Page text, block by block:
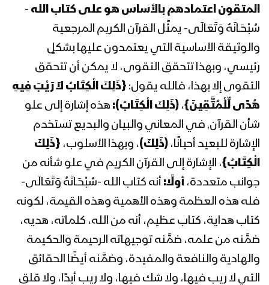
المحاضرة الرمضانية التاسعة عشرة للسيد
1443هـ
المحاضرة الرمضانية الثامنة عشرة للسيد
عبدالملك بدر الدين الحوثي 18 رمضان
1443هـ
المحاضرة الرمضانية السابعة عشرة للسيد
عبدالملك بدرالدين الحوثي 17 رمضان
1443هـ
المحاضرة الرمضانية السادسة عشرة للسيد
عبدالملك بدرالدين الحوثي 16 رمضان
المحاضرة الرمضانية الخامسة عشرة للسيد
عبدالملك بدر الدين الحوثي 15 رمضان
1443هـ
المتقون اعتمادهم بالأساس هو على كتاب الله -
سُبْحَـانَهُ وَتَعَالَى- يمثِّل القرآن الكريم المرجعية
والوثيقة الأساسية التي يعتمدون عليها بشكلٍ
رئيسي، وبهذا تتحقق التقوى، لا يمكن أن تتحقق
التقوى إلا بهذا، فالله يقول: {ذَلِكَ الْكِتَابُ لاَ رَيْبَ فِيهِ
هُدًى لِّلْمُتَّقِينَ}، (ذَلِكَ الْكِتَابُ): هذه إشارة إلى علو
شأن القرآن, في المعاني والبيان والبديع تستخدم
الإشارة للبعيد أحيانًا، (ذَلِكَ)، وبهذا الأسلوب، {ذَلِكَ
الْكِتَابُ}، الإشارة إلى القرآن الكريم في علو شأنه من
جوانب متعددة، أولًا: أنه كتاب الله -سُبْحَـانَهُ وَتَعَالَى-
فله هذه العظمة وهذه الأهمية وهذه القيمة، لكونه
كتاب هداية، كتاب عظيم، أنه من الله، كلماته، هديه،
ضمَّنه من علمه، ضمَّنه توجيهاته الرحيمة والحكيمة
والهادية والنافعة والمفيدة، وضمَّنه أيضًا الحقائق
التي لا ريب فيها، ولا شك فيها، ولا ريب أبدًا، ولا قلق